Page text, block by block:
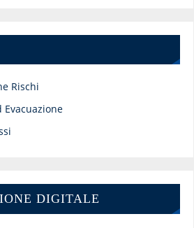
Rischi
Evacuazione
DIGITALE